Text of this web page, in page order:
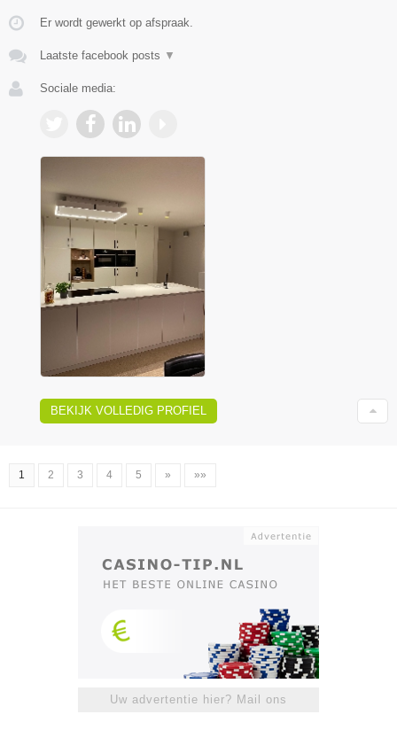
Er wordt gewerkt op afspraak.
Laatste facebook posts ▼
Sociale media:
BEKIJK VOLLEDIG PROFIEL
1 2 3 4 5 » »»
Uw advertentie hier? Mail ons